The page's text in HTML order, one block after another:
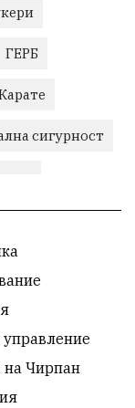
ГЕРБ
сигурност
криза
Поезия
на Чирпан